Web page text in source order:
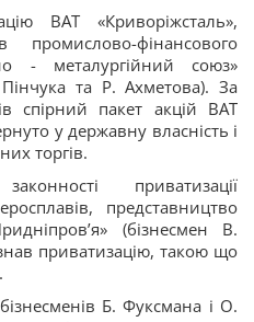
ВАТ «Криворіжсталь»,
промислово-фінансового
- металургійний союз»
та Р. Ахметова). За
спірний пакет акцій ВАТ
у державну власність і
торгів.
приватизації
представництво
(бізнесмен В.
приватизацію, такою що
Б. Фуксмана і О.